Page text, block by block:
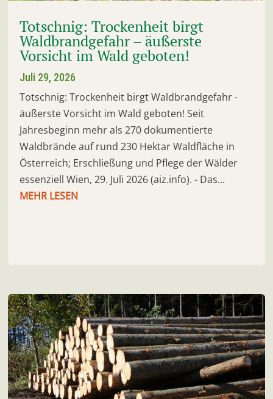
Totschnig: Trockenheit birgt
Waldbrandgefahr – äußerste
Vorsicht im Wald geboten!
Juli 29, 2026
Totschnig: Trockenheit birgt Waldbrandgefahr -
äußerste Vorsicht im Wald geboten! Seit
Jahresbeginn mehr als 270 dokumentierte
Waldbrände auf rund 230 Hektar Waldfläche in
Österreich; Erschließung und Pflege der Wälder
essenziell Wien, 29. Juli 2026 (aiz.info). - Das...
MEHR LESEN